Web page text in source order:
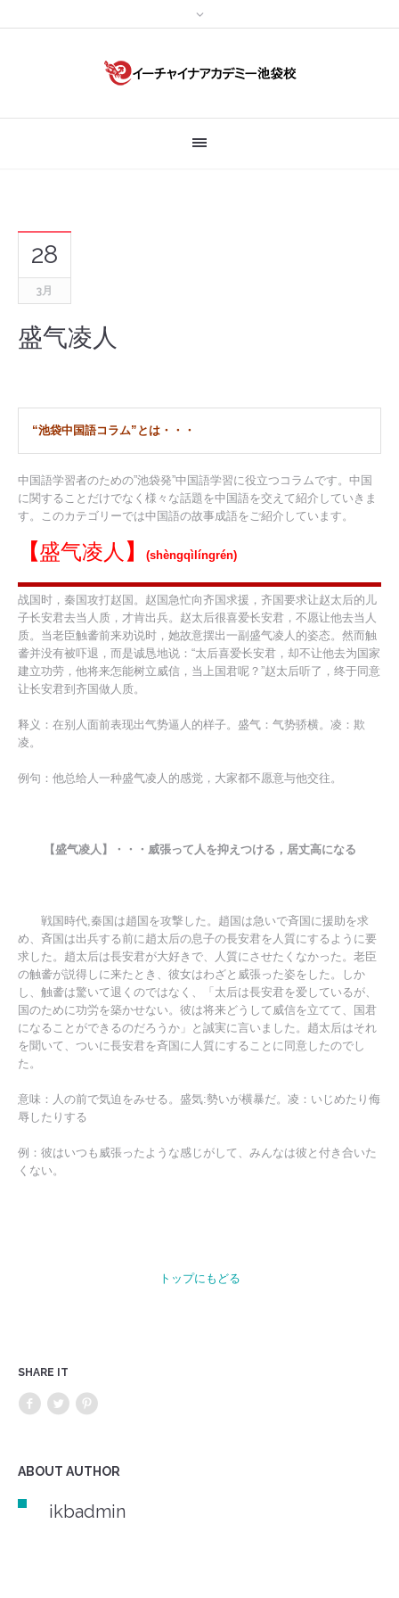
28
3月
盛气凌人
“池袋中国語コラム”とは・・・
中国語学習者のための”池袋発”中国語学習に役立つコラムです。中国
に関することだけでなく様々な話題を中国語を交えて紹介していきま
す。このカテゴリーでは中国語の故事成語をご紹介しています。
【盛气凌人 】 (shèngqìlíngrén)
战国时，秦国攻打赵国。赵国急忙向齐国求援，齐国要求让赵太后的儿
子长安君去当人质，才肯出兵。赵太后很喜爱长安君，不愿让他去当人
质。当老臣触詟前来劝说时，她故意摆出一副盛气凌人的姿态。然而触
詟并没有被吓退，而是诚恳地说：“太后喜爱长安君，却不让他去为国家
建立功劳，他将来怎能树立威信，当上国君呢？”赵太后听了，终于同意
让长安君到齐国做人质。
释义：在别人面前表现出气势逼人的样子。盛气：气势骄横。凌：欺
凌。
例句：他总给人一种盛气凌人的感觉，大家都不愿意与他交往。
【盛气凌人】・・・威張って人を抑えつける，居丈高になる
戦国時代,秦国は趙国を攻撃した。趙国は急いで斉国に援助を求
め、斉国は出兵する前に趙太后の息子の長安君を人質にするように要
求した。趙太后は長安君が大好きで、人質にさせたくなかった。老臣
の触詟が説得しに来たとき、彼女はわざと威張った姿をした。しか
し、触詟は驚いて退くのではなく、「太后は長安君を爱しているが、
国のために功労を築かせない。彼は将来どうして威信を立てて、国君
になることができるのだろうか」と誠実に言いました。趙太后はそれ
を聞いて、ついに長安君を斉国に人質にすることに同意したのでし
た。
意味：人の前で気迫をみせる。盛気:勢いが横暴だ。凌：いじめたり侮
辱したりする
例：彼はいつも威張ったような感じがして、みんなは彼と付き合いた
くない。
トップにもどる
SHARE IT
ABOUT AUTHOR
ikbadmin